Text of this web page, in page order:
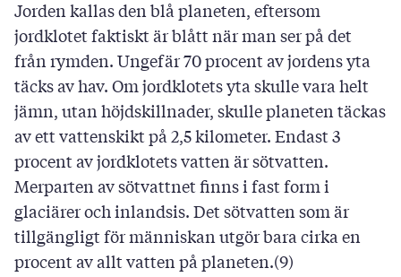
Jorden kallas den blå planeten, eftersom
jordklotet faktiskt är blått när man ser på det
från rymden. Ungefär 70 procent av jordens yta
täcks av hav. Om jordklotets yta skulle vara helt
jämn, utan höjdskillnader, skulle planeten täckas
av ett vattenskikt på 2,5 kilometer. Endast 3
procent av jordklotets vatten är sötvatten.
Merparten av sötvattnet finns i fast form i
glaciärer och inlandsis. Det sötvatten som är
tillgängligt för människan utgör bara cirka en
procent av allt vatten på planeten.(9)